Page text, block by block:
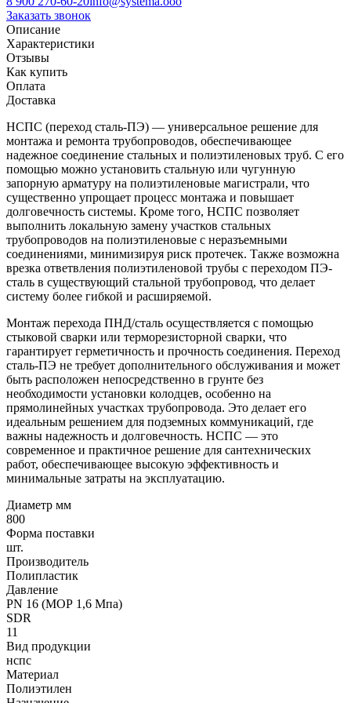
Заказать звонок
Описание
Характеристики
Отзывы
Как купить
Оплата
Доставка
НСПС (переход сталь-ПЭ) — универсальное решение для
монтажа и ремонта трубопроводов, обеспечивающее
надежное соединение стальных и полиэтиленовых труб. С его
помощью можно установить стальную или чугунную
запорную арматуру на полиэтиленовые магистрали, что
существенно упрощает процесс монтажа и повышает
долговечность системы. Кроме того, НСПС позволяет
выполнить локальную замену участков стальных
трубопроводов на полиэтиленовые с неразъемными
соединениями, минимизируя риск протечек. Также возможна
врезка ответвления полиэтиленовой трубы с переходом ПЭ-
сталь в существующий стальной трубопровод, что делает
систему более гибкой и расширяемой.
Монтаж перехода ПНД/сталь осуществляется с помощью
стыковой сварки или терморезисторной сварки, что
гарантирует герметичность и прочность соединения. Переход
сталь-ПЭ не требует дополнительного обслуживания и может
быть расположен непосредственно в грунте без
необходимости установки колодцев, особенно на
прямолинейных участках трубопровода. Это делает его
идеальным решением для подземных коммуникаций, где
важны надежность и долговечность. НСПС — это
современное и практичное решение для сантехнических
работ, обеспечивающее высокую эффективность и
минимальные затраты на эксплуатацию.
Диаметр мм
800
Форма поставки
шт.
Производитель
Полипластик
Давление
PN 16 (МОР 1,6 Мпа)
SDR
11
Вид продукции
нспс
Материал
Полиэтилен